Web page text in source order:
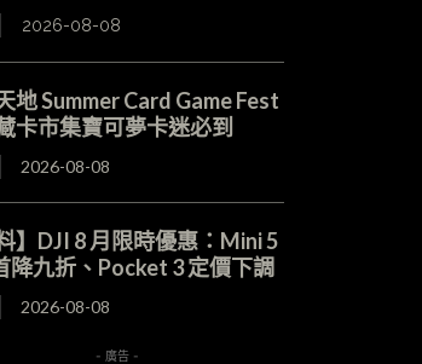
2026-08-08
地 Summer Card Game Fest
卡市集寶可夢卡迷必到
2026-08-08
】DJI 8 月限時優惠：Mini 5
降九折、Pocket 3 定價下調
2026-08-08
- 廣告 -